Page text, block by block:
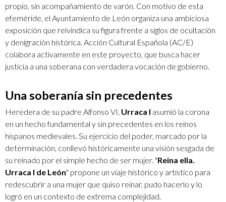
propio, sin acompañamiento de varón. Con motivo de esta
efeméride, el Ayuntamiento de León organiza una ambiciosa
exposición que reivindica su figura frente a siglos de ocultación
y denigración histórica. Acción Cultural Española (AC/E)
colabora activamente en este proyecto, que busca hacer
justicia a una soberana con verdadera vocación de gobierno.
Una soberanía sin precedentes
Heredera de su padre Alfonso VI, Urraca I asumió la corona
en un hecho fundamental y sin precedentes en los reinos
hispanos medievales. Su ejercicio del poder, marcado por la
determinación, conllevó históricamente una visión sesgada de
su reinado por el simple hecho de ser mujer. "Reina ella.
Urraca I de León" propone un viaje histórico y artístico para
redescubrir a una mujer que quiso reinar, pudo hacerlo y lo
logró en un contexto de extrema complejidad.